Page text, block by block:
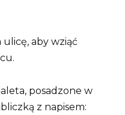
ulicę, aby wziąć
posadzone w
z napisem: